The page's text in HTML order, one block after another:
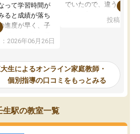
って学習時間が
ると成績が落ち
進度が早く、子
話すると嫌な反
生にお願いして
安心です。毎日
り、わからない
回答してくれる
2026年06月26日
でいたので、違うアプロ
で、当初は模試でD判定
自習室が毎日使えていつ
るのが心強かったよう
謝です。
投稿日：
生によるオンライン家庭教師・
個別指導の口コミをもっとみる
生駅の教室一覧